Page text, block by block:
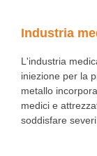
Industria
L'industria
iniezione per la
metallo
medici e
soddisfare